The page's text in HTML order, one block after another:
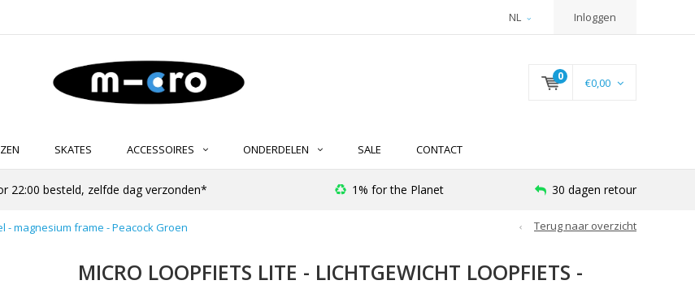
NL Inloggen
0 €0,00
SKATES ACCESSOIRES ONDERDELEN SALE CONTACT
22:00 besteld, zelfde dag verzonden* 1% for the Planet 30 dagen retour
magnesium frame - Peacock Groen Terug naar overzicht
MICRO LOOPFIETS LITE - LICHTGEWICHT LOOPFIETS -